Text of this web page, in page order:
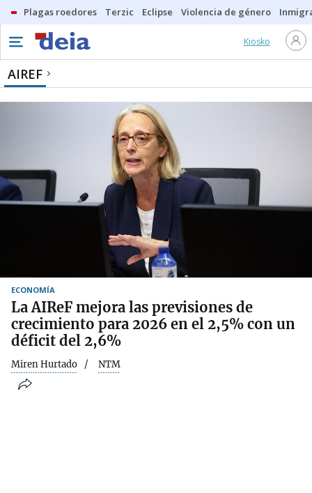
Plagas roedores Terzic Eclipse Violencia de género
Kiosko
AIREF
ECONOMÍA
La AIReF mejora las previsiones de
crecimiento para 2026 en el 2,5% con un
déficit del 2,6%
Miren Hurtado NTM